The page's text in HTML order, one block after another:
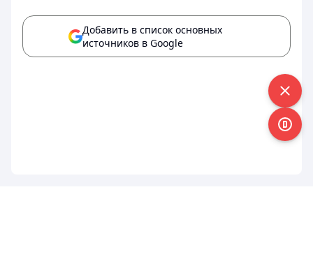
Добавить в список основных
источников в Google